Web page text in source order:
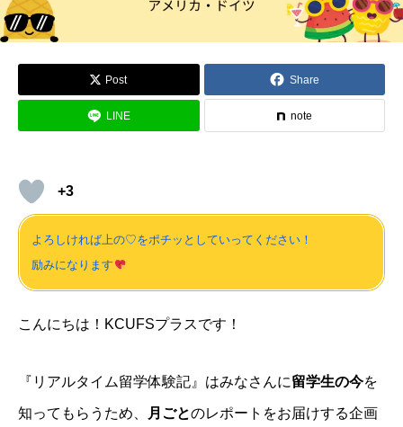
Post Share
LINE note
+3
よろしければ上の♡をポチッとしていってください！
励みになります
こんにちは！KCUFSプラスです！
『リアルタイム留学体験記』はみなさんに留学生の今を
知ってもらうため、 月ごとのレポートをお届けする企画